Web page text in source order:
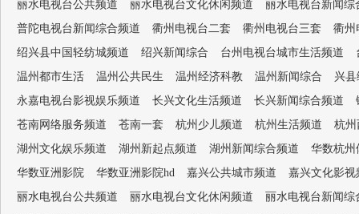
丽水电视台公共频道
丽水电视台文化休闲频道
丽水电视台新闻综
普陀电视台新闻综合频道
衢州电视台二套 衢州电视台三套
衢州
绍兴县中国轻纺城频道
绍兴新闻综合 台州电视台城市生活频道
温州都市生活
温州公共民生 温州经济科教 温州新闻综合
兴
永嘉电视台影视娱乐频道
长兴文化生活频道 长兴新闻综合频道
苍南网络服务频道
苍南一套 杭州少儿频道 杭州生活频道
杭州
湖州文化娱乐频道
湖州新起点频道 湖州新闻综合频道
华数杭州
华数亚洲影院
华数亚洲影院hd 嘉兴公共城市频道
嘉兴文化影视
丽水电视台公共频道
丽水电视台文化休闲频道
丽水电视台新闻综